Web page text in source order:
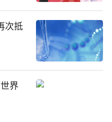
次抵
界